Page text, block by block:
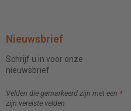
Nieuwsbrief
Schrijf u in voor onze
nieuwsbrief
Velden die gemarkeerd zijn met een *
zijn vereiste velden